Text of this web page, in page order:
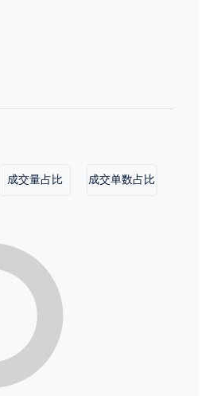
成交量占比 成交单数占比